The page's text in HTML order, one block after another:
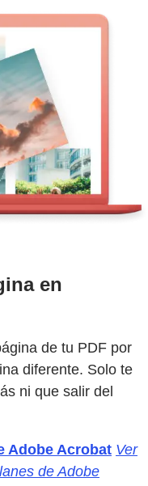
en
de tu PDF por
diferente. Solo te
ni que salir del
Adobe Acrobat Ver
de Adobe